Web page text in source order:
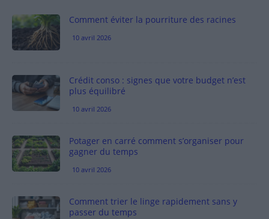
Comment éviter la pourriture des racines
10 avril 2026
Crédit conso : signes que votre budget n’est
plus équilibré
10 avril 2026
Potager en carré comment s’organiser pour
gagner du temps
10 avril 2026
Comment trier le linge rapidement sans y
passer du temps